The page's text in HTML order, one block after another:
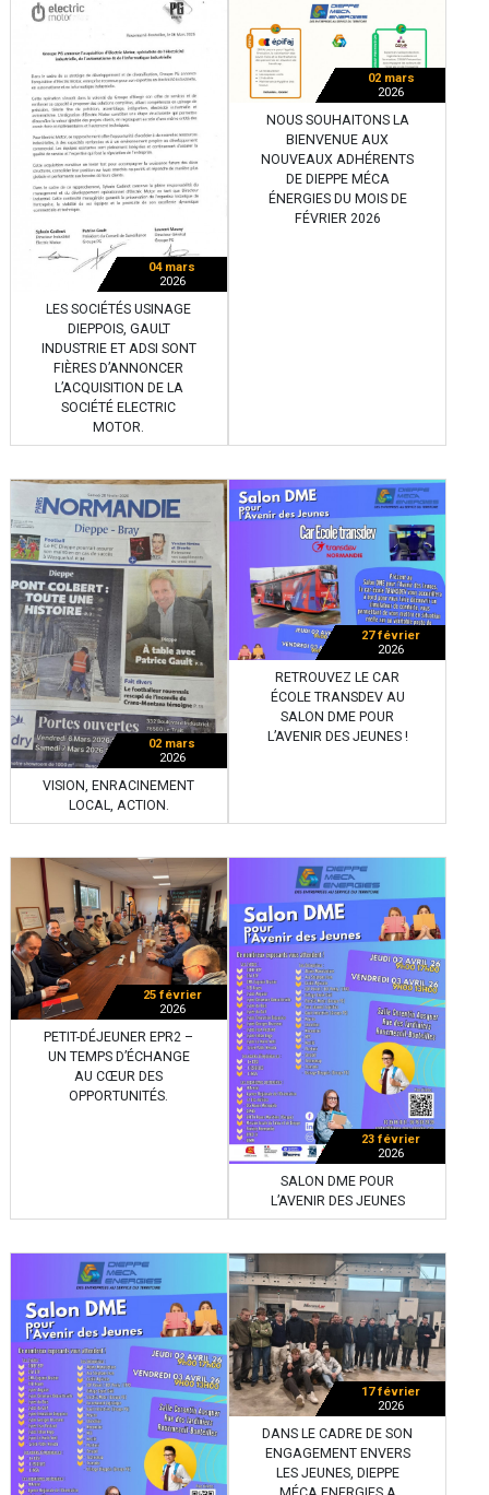
04 mars
2026
LES SOCIÉTÉS USINAGE
DIEPPOIS, GAULT
INDUSTRIE ET ADSI SONT
FIÈRES D’ANNONCER
L’ACQUISITION DE LA
SOCIÉTÉ ELECTRIC
MOTOR.
02 mars
2026
NOUS SOUHAITONS LA
BIENVENUE AUX
NOUVEAUX ADHÉRENTS
DE DIEPPE MÉCA
ÉNERGIES DU MOIS DE
FÉVRIER 2026
02 mars
2026
VISION, ENRACINEMENT
LOCAL, ACTION.
27 février
2026
RETROUVEZ LE CAR
ÉCOLE TRANSDEV AU
SALON DME POUR
L’AVENIR DES JEUNES !
25 février
2026
PETIT-DÉJEUNER EPR2 –
UN TEMPS D’ÉCHANGE
AU CŒUR DES
OPPORTUNITÉS.
23 février
2026
SALON DME POUR
L’AVENIR DES JEUNES
17 février
2026
DANS LE CADRE DE SON
ENGAGEMENT ENVERS
LES JEUNES, DIEPPE